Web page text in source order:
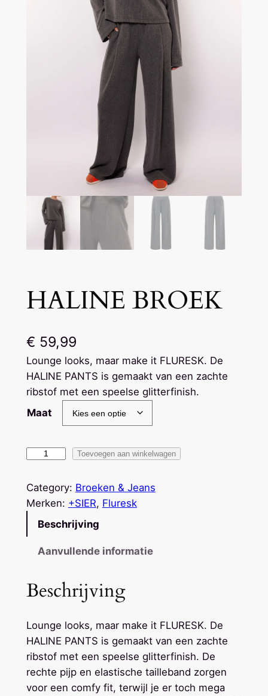
HALINE BROEK
€ 59,99
Lounge looks, maar make it FLURESK. De
HALINE PANTS is gemaakt van een zachte
ribstof met een speelse glitterfinish.
Maat
L
I
E
a
a
n
t
a
Toevoegen aan winkelwagen
Category: Broeken & Jeans
Merken: +SIER, Fluresk
Beschrijving
Aanvullende informatie
Beschrijving
Lounge looks, maar make it FLURESK. De
HALINE PANTS is gemaakt van een zachte
ribstof met een speelse glitterfinish. De
rechte pijp en elastische tailleband zorgen
voor een comfy fit, terwijl je er toch mega